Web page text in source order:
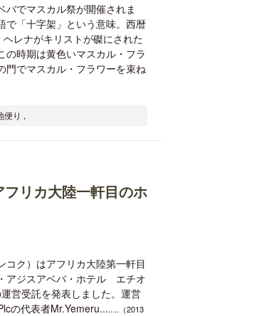
でマスカル祭が開催されま
で「十字架」という意味。西暦
レナがキリストが磔にされた
時期は黄色いマスカル・フラ
門でマスカル・フラワーを束ね
便り ,
リカ大陸一軒目のホ
コク）はアフリカ大陸第一軒目
アジスアベバ・ホテル エチオ
営受託を発表しました。運営
の代表者Mr.Yemeru........（2013